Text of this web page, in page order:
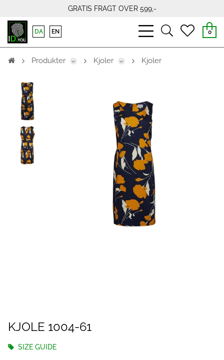
GRATIS FRAGT OVER 599,-
bars
light
searchheart
0
DA EN
Produkter Kjoler Kjoler
KJOLE 1004-61
SIZE GUIDE